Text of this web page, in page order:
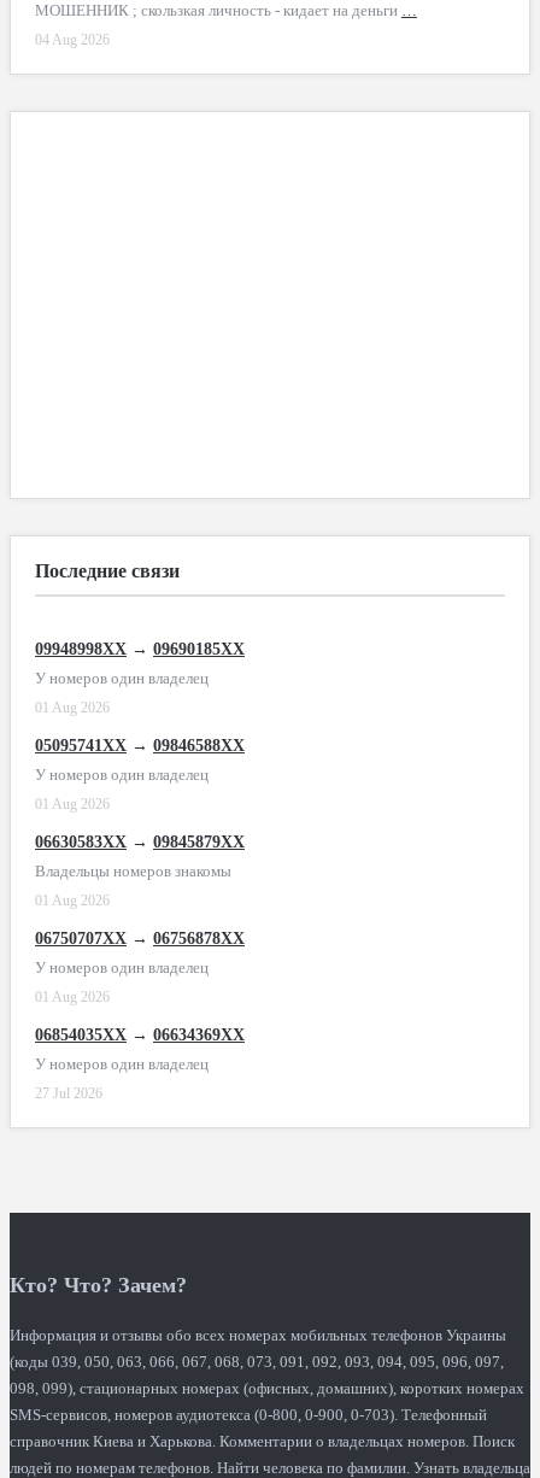
МОШЕННИК ; скользкая личность - кидает на деньги …
04 Aug 2026
Последние связи
09948998XX → 09690185XX
У номеров один владелец
01 Aug 2026
05095741XX → 09846588XX
У номеров один владелец
01 Aug 2026
06630583XX → 09845879XX
Владельцы номеров знакомы
01 Aug 2026
06750707XX → 06756878XX
У номеров один владелец
01 Aug 2026
06854035XX → 06634369XX
У номеров один владелец
27 Jul 2026
Кто? Что? Зачем?
Информация и отзывы обо всех номерах мобильных телефонов Украины
(коды 039, 050, 063, 066, 067, 068, 073, 091, 092, 093, 094, 095, 096, 097,
098, 099), стационарных номерах (офисных, домашних), коротких номерах
SMS-сервисов, номеров аудиотекса (0-800, 0-900, 0-703). Телефонный
справочник Киева и Харькова. Комментарии о владельцах номеров. Поиск
людей по номерам телефонов. Найти человека по фамилии. Узнать владельца